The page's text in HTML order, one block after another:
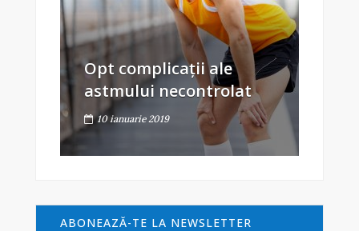
Opt complicații ale
astmului necontrolat
10 ianuarie 2019
ABONEAZĂ-TE LA NEWSLETTER